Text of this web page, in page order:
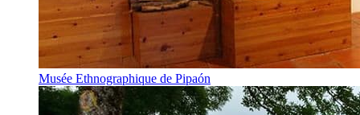
Musée Ethnographique de Pipaón